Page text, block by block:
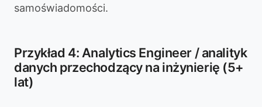
samoświadomości.
Przykład 4: Analytics Engineer / analityk
danych przechodzący na inżynierię (5+
lat)